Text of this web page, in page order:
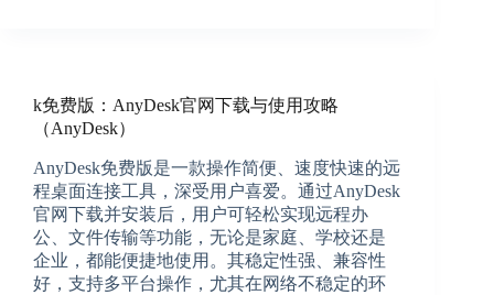
k免费版：AnyDesk官网下载与使用攻略
（AnyDesk）
AnyDesk免费版是一款操作简便、速度快速的远
程桌面连接工具，深受用户喜爱。通过AnyDesk
官网下载并安装后，用户可轻松实现远程办
公、文件传输等功能，无论是家庭、学校还是
企业，都能便捷地使用。其稳定性强、兼容性
好，支持多平台操作，尤其在网络不稳定的环